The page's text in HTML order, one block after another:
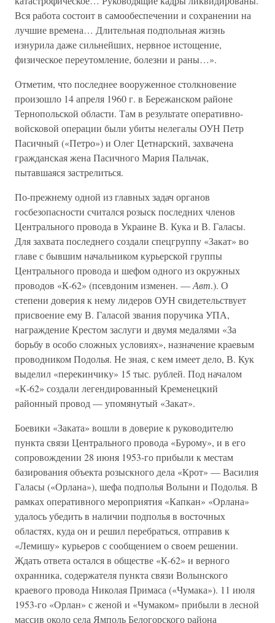
Вся работа состоит в самообеспечении и сохранении на
лучшие времена… Длительная подпольная жизнь
изнурила даже сильнейших, нервное истощение,
физическое переутомление, болезни и раны…».
Отметим, что последнее вооруженное столкновение
произошло 14 апреля 1960 г. в Бережанском районе
Тернопольской области. Там в результате оперативно-
войсковой операции были убиты нелегалы ОУН Петр
Пасичный («Петро») и Олег Цетнарский, захвачена
гражданская жена Пасичного Мария Пальчак,
пытавшаяся застрелиться.
По-прежнему одной из главных задач органов
госбезопасности считался розыск последних членов
Центрального провода в Украине В. Кука и В. Галасы.
Для захвата последнего создали спецгруппу «Закат» во
главе с бывшим начальником курьерской группы
Центрального провода и шефом одного из окружных
проводов «К-62» (псевдоним изменен. —Авт.). О
степени доверия к нему лидеров ОУН свидетельствует
присвоение ему В. Галасой звания поручика УПА,
награждение Крестом заслуги и двумя медалями «За
борьбу в особо сложных условиях», назначение краевым
проводником Подолья. Не зная, с кем имеет дело, В. Кук
выделил «перекинчику» 15 тыс. рублей. Под началом
«К-62» создали легендированный Кременецкий
районный провод — упомянутый «Закат».
Боевики «Заката» вошли в доверие к руководителю
пункта связи Центрального провода «Бурому», и в его
сопровождении 28 июня 1953-го прибыли к местам
базирования объекта розыскного дела «Крот» — Василия
Галасы («Орлана»), шефа подполья Волыни и Подолья. В
рамках оперативного мероприятия «Капкан» «Орлана»
удалось убедить в наличии подполья в восточных
областях, куда он и решил перебраться, отправив к
«Лемишу» курьеров с сообщением о своем решении.
Ждать ответа остался в обществе «К-62» и верного
охранника, содержателя пункта связи Волынского
краевого провода Николая Примаса («Чумака»). 11 июля
1953-го «Орлан» с женой и «Чумаком» прибыли в лесной
массив около села Ямполь Белогорского района